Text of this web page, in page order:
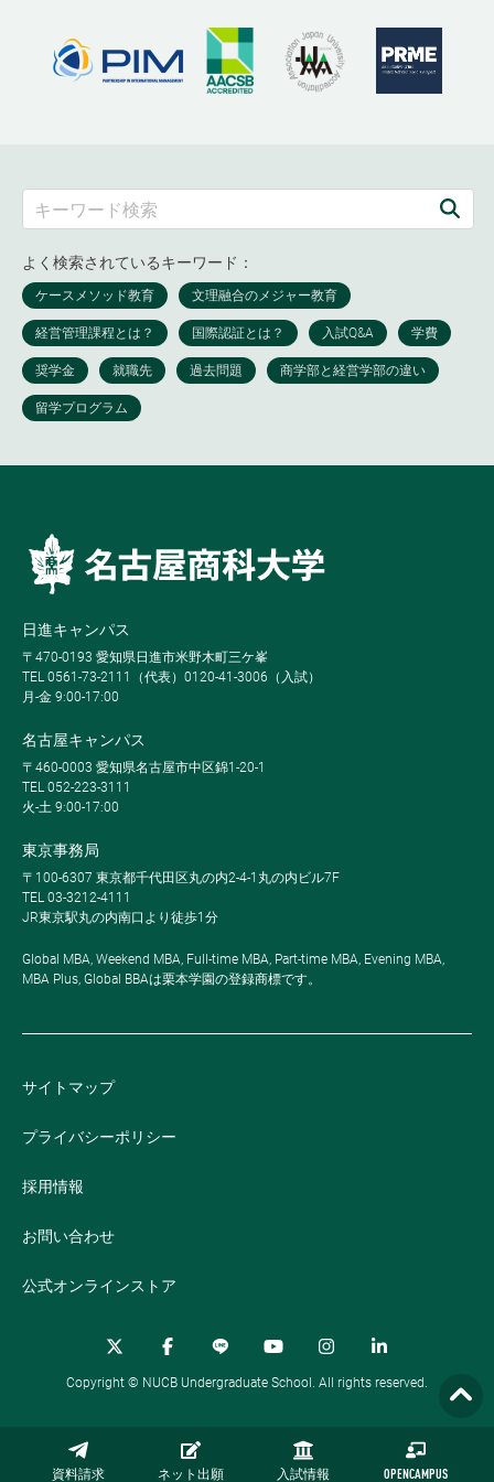
資料請求 ネット出願 入試情報 OPENCAMPUS
よく検索されているキーワード：
日進キャンパス
〒470-0193 愛知県日進市米野木町三ケ峯
TEL 0561-73-2111（代表）0120-41-3006（入試）
月-金 9:00-17:00
名古屋キャンパス
〒460-0003 愛知県名古屋市中区錦1-20-1
TEL 052-223-3111
火-土 9:00-17:00
東京事務局
〒100-6307 東京都千代田区丸の内2-4-1丸の内ビル7F
TEL 03-3212-4111
JR東京駅丸の内南口より徒歩1分
Global MBA, Weekend MBA, Full-time MBA, Part-time MBA, Evening MBA,
MBA Plus, Global BBAは栗本学園の登録商標です。
サイトマップ
プライバシーポリシー
採用情報
お問い合わせ
公式オンラインストア
Copyright © NUCB Undergraduate School. All rights reserved.